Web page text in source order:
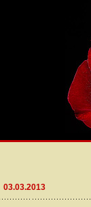
03.03.2013